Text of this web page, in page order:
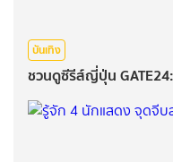
บันเทิง
ชวนดูซีรีส์ญี่ปุ่น